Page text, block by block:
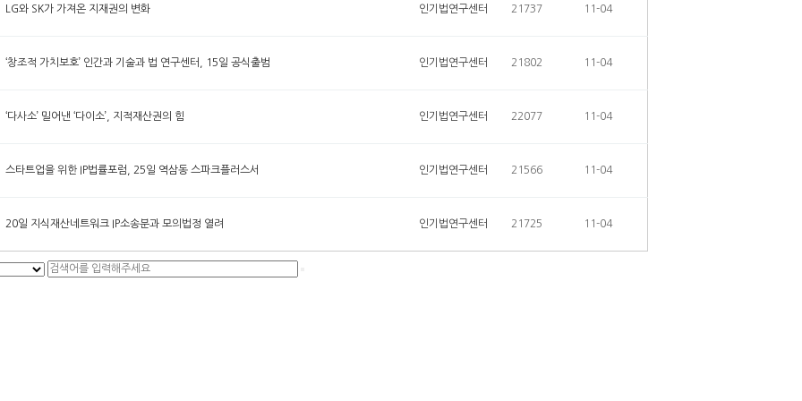
LG와 SK가 가져온 지재권의 변화 인기법연구센터 21737 11-04
‘창조적 가치보호’ 인간과 기술과 법 연구센터, 15일 공식출범 인기법연구센터 21802 11-04
‘다사소’ 밀어낸 ‘다이소’, 지적재산권의 힘 인기법연구센터 22077 11-04
스타트업을 위한 IP법률포럼, 25일 역삼동 스파크플러스서 인기법연구센터 21566 11-04
20일 지식재산네트워크 IP소송분과 모의법정 열려 인기법연구센터 21725 11-04